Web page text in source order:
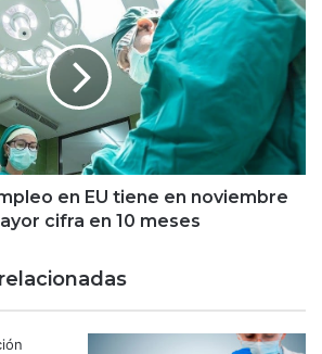
en EU tiene en noviembre
cifra en 10 meses